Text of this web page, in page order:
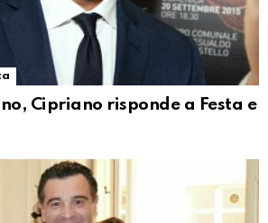
Cipriano risponde a Festa e